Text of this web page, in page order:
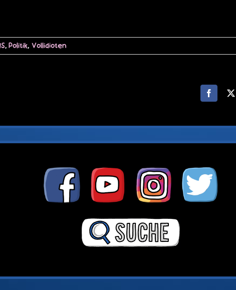
,Politik,Vollidioten
Facebook
X